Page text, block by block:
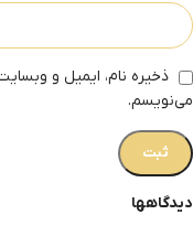
دیدگاهها
ذخیره نام، ایمیل و
می‌نویسم.